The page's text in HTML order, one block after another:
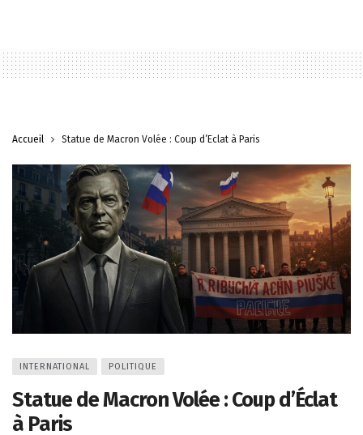
Accueil Statue de Macron Volée : Coup d’Éclat à Paris
INTERNATIONAL POLITIQUE
Statue de Macron Volée : Coup d’Éclat
à Paris